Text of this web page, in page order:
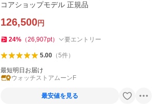
コアショップモデル 正規品
126,500円
24% （26,907pt） 要エントリー
5.00（5件）
最短明日お届け
ウォッチストアムーンF
最安値を見る